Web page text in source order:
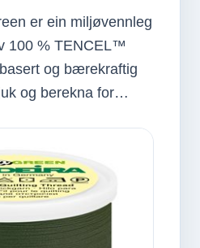
er ein miljøvennleg
100 % TENCEL™
og bærekraftig
og berekna for…